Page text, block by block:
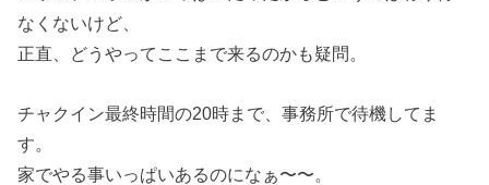
なくないけど、
正直、どうやってここまで来るのかも疑問。
チャクイン最終時間の20時まで、事務所で待機してま
す。
家でやる事いっぱいあるのになぁ〜〜。